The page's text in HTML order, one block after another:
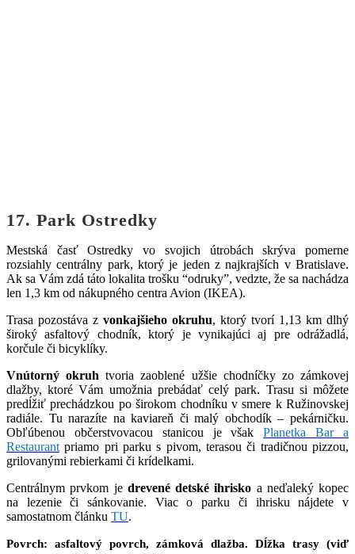
17. Park Ostredky
Mestská časť Ostredky vo svojich útrobách skrýva pomerne
rozsiahly centrálny park, ktorý je jeden z najkrajších v Bratislave.
Ak sa Vám zdá táto lokalita trošku “odruky”, vedzte, že sa nachádza
len 1,3 km od nákupného centra Avion (IKEA).
Trasa pozostáva z vonkajšieho okruhu, ktorý tvorí 1,13 km dlhý
široký asfaltový chodník, ktorý je vynikajúci aj pre odrážadlá,
korčule či bicyklíky.
Vnútorný okruh tvoria zaoblené užšie chodníčky zo zámkovej
dlažby, ktoré Vám umožnia prebádať celý park. Trasu si môžete
predĺžiť prechádzkou po širokom chodníku v smere k Ružinovskej
radiále. Tu narazíte na kaviareň či malý obchodík – pekárničku.
Obľúbenou občerstvovacou stanicou je všakPlanetka Bar a
Restaurant priamo pri parku s pivom, terasou či tradičnou pizzou,
grilovanými rebierkami či krídelkami.
Centrálnym prvkom je drevené detské ihrisko a neďaleký kopec
na lezenie či sánkovanie. Viac o parku či ihrisku nájdete v
samostatnom článku TU.
Povrch: asfaltový povrch, zámková dlažba. Dĺžka trasy (viď